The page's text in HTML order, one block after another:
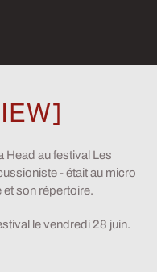
Head au festival Les
- était au micro
et son répertoire.
le vendredi 28 juin.